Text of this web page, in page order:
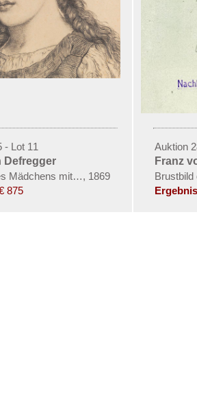
- Lot 11
Defregger
Mädchens mit Zöpfen
, 1869
875
Auktion
Franz
Brustbild